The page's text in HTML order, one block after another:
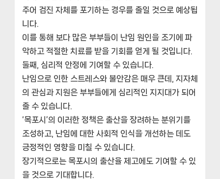
주어 검진 자체를 포기하는 경우를 줄일 것으로 예상됩
니다.
이를 통해 보다 많은 부부들이 난임 원인을 조기에 파
악하고 적절한 치료를 받을 기회를 얻게 될 것입니다.
둘째, 심리적 안정에 기여할 수 있습니다.
난임으로 인한 스트레스와 불안감은 매우 큰데, 지자체
의 관심과 지원은 부부들에게 심리적인 지지대가 되어
줄 수 있습니다.
‘목포시’의 이러한 정책은 출산을 장려하는 분위기를
조성하고, 난임에 대한 사회적 인식을 개선하는 데도
긍정적인 영향을 미칠 수 있습니다.
장기적으로는 목포시의 출산율 제고에도 기여할 수 있
을 것으로 기대합니다.